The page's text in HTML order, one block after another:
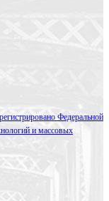
Федеральной
и массовых